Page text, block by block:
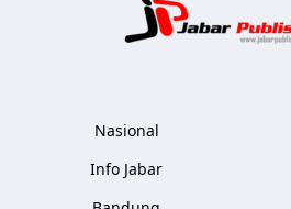
Nasional
Info Jabar